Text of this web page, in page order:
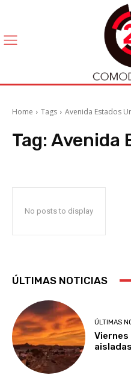
Home Tags Avenida Estados
Tag: Avenida
No posts to display
ÚLTIMAS NOTICIAS
ÚLTIMAS
Viernes